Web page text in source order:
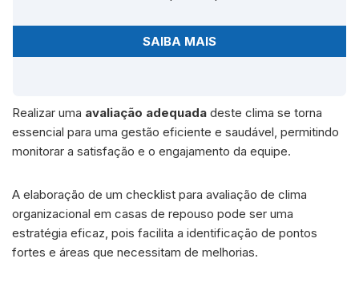
SAIBA MAIS
Realizar uma avaliação adequada deste clima se torna
essencial para uma gestão eficiente e saudável, permitindo
monitorar a satisfação e o engajamento da equipe.
A elaboração de um checklist para avaliação de clima
organizacional em casas de repouso pode ser uma
estratégia eficaz, pois facilita a identificação de pontos
fortes e áreas que necessitam de melhorias.